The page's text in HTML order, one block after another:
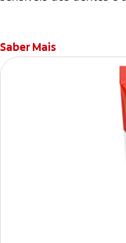
Saber Mais